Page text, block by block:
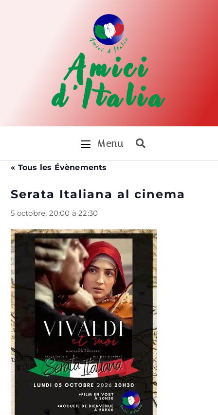
Amici
d'Italia
Menu
« Tous les Évènements
Serata Italiana al cinema
5 octobre, 20:00 à22:30